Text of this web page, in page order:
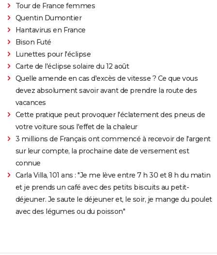
Tour de France femmes
Quentin Dumontier
Hantavirus en France
Bison Futé
Lunettes pour l'éclipse
Carte de l'éclipse solaire du 12 août
Quelle amende en cas d'excès de vitesse ? Ce que vous
devez absolument savoir avant de prendre la route des
vacances
Cette pratique peut provoquer l'éclatement des pneus de
votre voiture sous l'effet de la chaleur
3 millions de Français ont commencé à recevoir de l'argent
sur leur compte, la prochaine date de versement est
connue
Carla Villa, 101 ans : "Je me lève entre 7 h 30 et 8 h du matin
et je prends un café avec des petits biscuits au petit-
déjeuner. Je saute le déjeuner et, le soir, je mange du poulet
avec des légumes ou du poisson"